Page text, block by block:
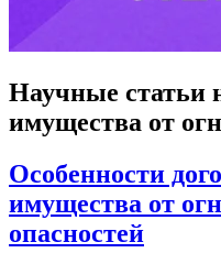
Научные статьи
имущества от
Особенности
имущества от
опасностей